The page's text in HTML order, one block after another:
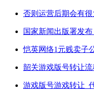
否则运营后期会有
国家新闻出版署发
恺英网络1元贱卖子
韶关游戏版号转让
游戏版号游戏转让_